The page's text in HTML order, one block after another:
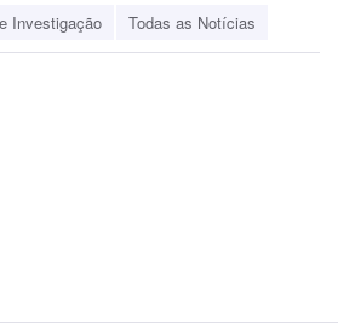
Investigação Todas as Notícias